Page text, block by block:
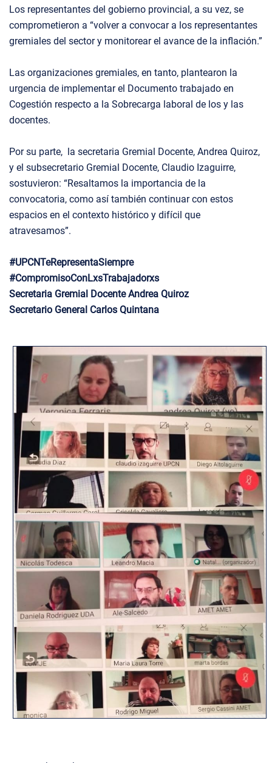
Los representantes del gobierno provincial, a su vez, se
comprometieron a “volver a convocar a los representantes
gremiales del sector y monitorear el avance de la inflación.”
Las organizaciones gremiales, en tanto, plantearon la
urgencia de implementar el Documento trabajado en
Cogestión respecto a la Sobrecarga laboral de los y las
docentes.
Por su parte, la secretaria Gremial Docente, Andrea Quiroz,
y el subsecretario Gremial Docente, Claudio Izaguirre,
sostuvieron: “Resaltamos la importancia de la
convocatoria, como así también continuar con estos
espacios en el contexto histórico y difícil que
atravesamos”.
#UPCNTeRepresentaSiempre
#CompromisoConLxsTrabajadorxs
Secretaria Gremial Docente Andrea Quiroz
Secretario General Carlos Quintana